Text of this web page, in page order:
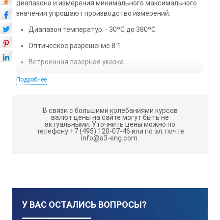
диапазона и измерения минимального максимального
значения упрощают производство измерений.
Диапазон температур: - 30ºC до 380ºC
Оптическое разрешение 8:1
Встроенная лазерная указка
Индикация превышения измеряемого диапазона
Подсветка дисплея LCD
Технические характеристики:
Подробнее
В связи с большими колебаниями курсов
валют цены на сайте могут быть не
актуальными. Уточнить цены можно по
телефону +7 (495) 120-07-46 или по эл. почте
info@a3-eng.com.
У ВАС ОСТАЛИСЬ ВОПРОСЫ?